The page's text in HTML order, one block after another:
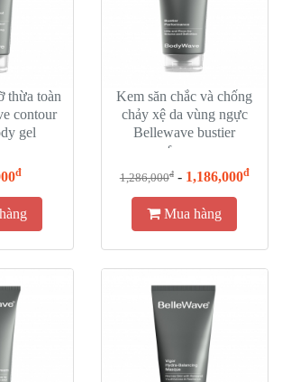
thừa toàn
contour
gel
đ
Kem săn chắc và chống
chảy xệ da vùng ngực
Bellewave bustier
performance
1,286,000đ- 1,186,000đ
Mua hàng